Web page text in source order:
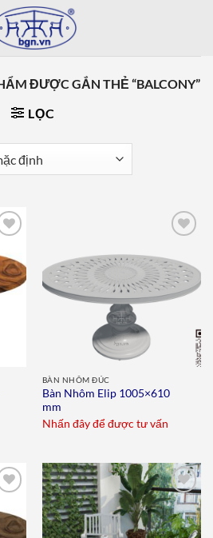
ĐƯỢC GẮN THẺ “BALCONY”
LỌC
wishlist
BÀN NHÔM ĐÚC
Bàn Nhôm Elip 1005×610
mm
Nhấn đây để được tư vấn
Add to
wishlist